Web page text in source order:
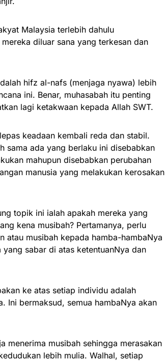
Malaysia terlebih dahulu
diluar sana yang terkesan dan
hifz al-nafs (menjaga nyawa) lebih
ini. Benar, muhasabah itu penting
lagi ketakwaan kepada Allah SWT.
keadaan kembali reda dan stabil.
sama ada yang berlaku ini disebabkan
mahupun disebabkan perubahan
manusia yang melakukan kerosakan
topik ini ialah apakah mereka yang
kena musibah? Pertamanya, perlu
atau musibah kepada hamba-hambaNya
sabar di atas ketentuanNya dan
ke atas setiap individu adalah
Ini bermaksud, semua hambaNya akan
menerima musibah sehingga merasakan
lebih mulia. Walhal, setiap